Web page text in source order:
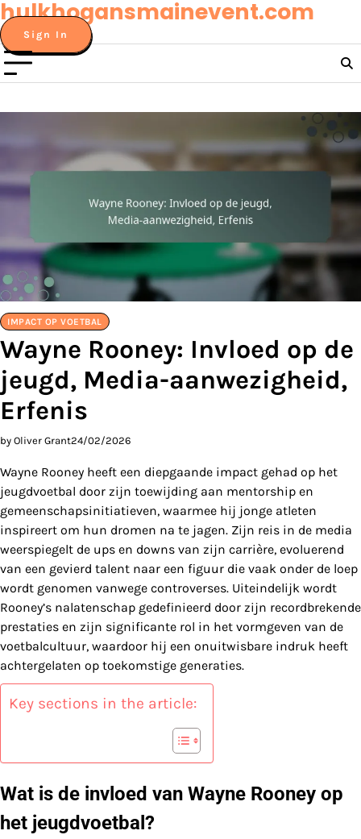
Skip
to
content
hulkhogansmainevent.com
Sign In
IMPACT OP VOETBAL
Wayne Rooney: Invloed op de
jeugd, Media-aanwezigheid,
Erfenis
by Oliver Grant24/02/2026
Wayne Rooney heeft een diepgaande impact gehad op het
jeugdvoetbal door zijn toewijding aan mentorship en
gemeenschapsinitiatieven, waarmee hij jonge atleten
inspireert om hun dromen na te jagen. Zijn reis in de media
weerspiegelt de ups en downs van zijn carrière, evoluerend
van een gevierd talent naar een figuur die vaak onder de loep
wordt genomen vanwege controverses. Uiteindelijk wordt
Rooney’s nalatenschap gedefinieerd door zijn recordbrekende
prestaties en zijn significante rol in het vormgeven van de
voetbalcultuur, waardoor hij een onuitwisbare indruk heeft
achtergelaten op toekomstige generaties.
Key sections in the article:
Wat is de invloed van Wayne Rooney op
het jeugdvoetbal?